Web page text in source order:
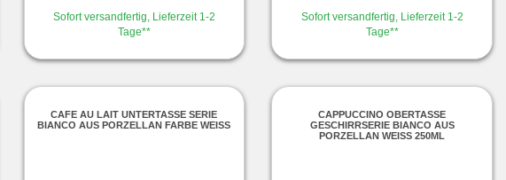
Sofort versandfertig, Lieferzeit 1-2
Tage**
Sofort versandfertig, Lieferzeit 1-2
Tage**
CAFE AU LAIT UNTERTASSE SERIE
BIANCO AUS PORZELLAN FARBE WEISS
CAPPUCCINO OBERTASSE
GESCHIRRSERIE BIANCO AUS
PORZELLAN WEISS 250ML